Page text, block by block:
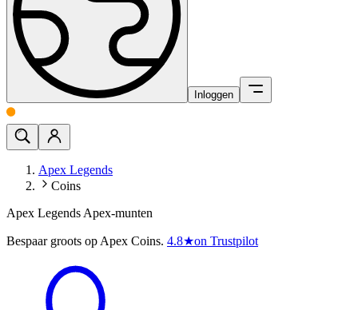
Inloggen
Apex Legends
Coins
Apex Legends Apex-munten
Bespaar groots op Apex Coins. 4.8★on Trustpilot